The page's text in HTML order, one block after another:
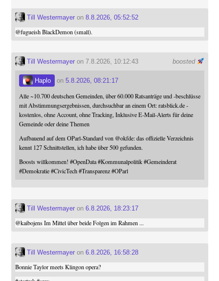
Till Westermayeron 8.8.2026, 05:52:52
@fugueishBlackDemon (small).
boosted
Till Westermayeron 7.8.2026, 10:12:43
Haplo on 5.8.2026, 08:21:17
Alle ~10.700 deutschen Gemeinden, über 60.000 Ratsanträge und -beschlüsse
mit Abstimmungsergebnissen, durchsuchbar an einem Ort: ratsblick.de -
kostenlos, ohne Account, ohne Tracking, Inklusive E-Mail-Alerts für deine
Gemeinde oder deine Themen
Aufbauend auf dem OParl-Standard von @okfde: das offizielle Verzeichnis
kennt 127 Schnittstellen, ich habe über 500 gefunden.
Boosts willkommen! #OpenData #Kommunalpolitik #Gemeinderat
#Demokratie #CivicTech #Transparenz #OParl
Till Westermayeron 6.8.2026, 18:23:17
@kaibojensIm Mittel über beide Folgen im Rahmen ...
Till Westermayeron 6.8.2026, 16:58:28
Bonnie Taylor meets Klingon opera?